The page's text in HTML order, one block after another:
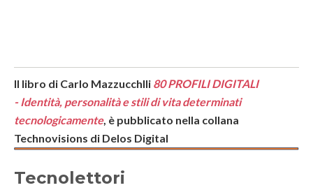
Il libro di Carlo Mazzucchlli 80 PROFILI DIGITALI
- Identità, personalità e stili di vita determinati
tecnologicamente, è pubblicato nella collana
Technovisions di Delos Digital
Tecnolettori